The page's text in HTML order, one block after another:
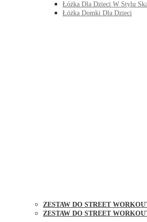
Łóżka Dla Dzieci W Stylu
Łóżka Domki Dla Dzieci
ZESTAW DO STREET
ZESTAW DO STREET